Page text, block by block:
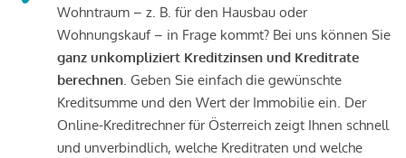
Wohntraum – z. B. für den Hausbau oder
Wohnungskauf – in Frage kommt? Bei uns können Sie
ganz unkompliziert Kreditzinsen und Kreditrate
berechnen. Geben Sie einfach die gewünschte
Kreditsumme und den Wert der Immobilie ein. Der
Online-Kreditrechner für Österreich zeigt Ihnen schnell
und unverbindlich, welche Kreditraten und welche